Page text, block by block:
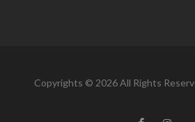
Copyrights © 2026 All Rights